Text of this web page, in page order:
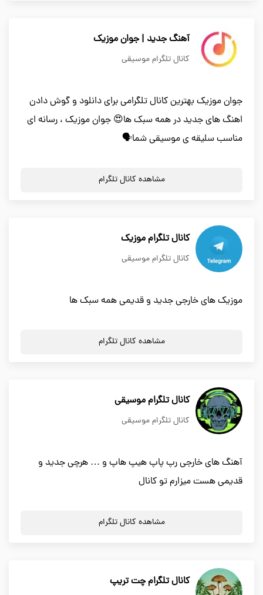
آهنگ جدید | جوان موزیک
کانال تلگرام موسیقی
جوان موزیک بهترین کانال تلگرامی برای دانلود و گوش دادن
اهنگ های جدید در همه سبک ها😍 جوان موزیک ، رسانه ای
مناسب سلیقه ی موسیقی شما🗣
مشاهده کانال تلگرام
کانال تلگرام موزیک
کانال تلگرام موسیقی
موزیک های خارجی جدید و قدیمی همه سبک ها
مشاهده کانال تلگرام
کانال تلگرام موسیقی
کانال تلگرام موسیقی
آهنگ های خارجی رپ پاپ هیپ هاپ و … هرچی جدید و
قدیمی هست میزارم تو کانال
مشاهده کانال تلگرام
کانال تلگرام چت تریپ